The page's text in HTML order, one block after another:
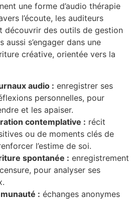
une forme d’audio thérapie
l’écoute, les auditeurs
découvrir des outils de gestion
aussi s’engager dans une
créative, orientée vers la
audio : enregistrer ses
personnelles, pour
et les apaiser.
contemplative : récit
ou de moments clés de
l’estime de soi.
spontanée : enregistrement
pour analyser ses
: échanges anonymes